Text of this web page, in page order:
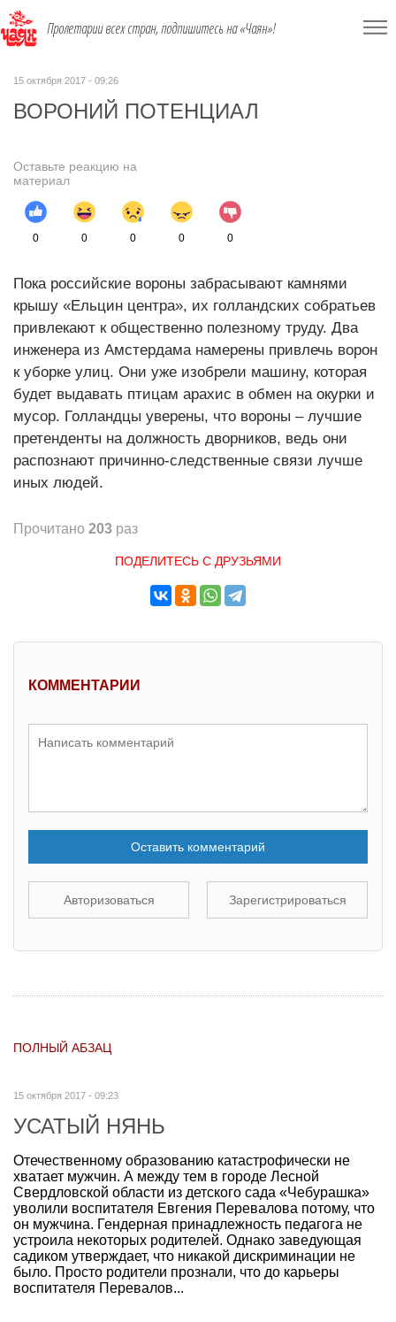
Пролетарии всех стран, подпишитесь на «Чаян»!
15 октября 2017 - 09:26
ВОРОНИЙ ПОТЕНЦИАЛ
Оставьте реакцию на
материал
0 0 0 0 0
Пока российские вороны забрасывают камнями
крышу «Ельцин центра», их голландских собратьев
привлекают к общественно полезному труду. Два
инженера из Амстердама намерены привлечь ворон
к уборке улиц. Они уже изобрели машину, которая
будет выдавать птицам арахис в обмен на окурки и
мусор. Голландцы уверены, что вороны – лучшие
претенденты на должность дворников, ведь они
распознают причинно-следственные связи лучше
иных людей.
Прочитано 203 раз
ПОДЕЛИТЕСЬ С ДРУЗЬЯМИ
КОММЕНТАРИИ
Оставить комментарий
Авторизоваться Зарегистрироваться
ПОЛНЫЙ АБЗАЦ
15 октября 2017 - 09:23
УСАТЫЙ НЯНЬ
Отечественному образованию катастрофически не
хватает мужчин. А между тем в городе Лесной
Свердловской области из детского сада «Чебурашка»
уволили воспитателя Евгения Перевалова потому, что
он мужчина. Гендерная принадлежность педагога не
устроила некоторых родителей. Однако заведующая
садиком утверждает, что никакой дискриминации не
было. Просто родители прознали, что до карьеры
воспитателя Перевалов...